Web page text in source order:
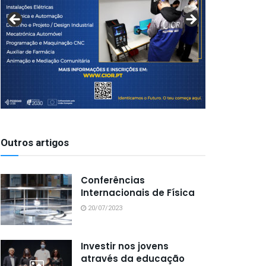
Outros artigos
Conferências
Internacionais de Física
20/07/2023
Investir nos jovens
através da educação